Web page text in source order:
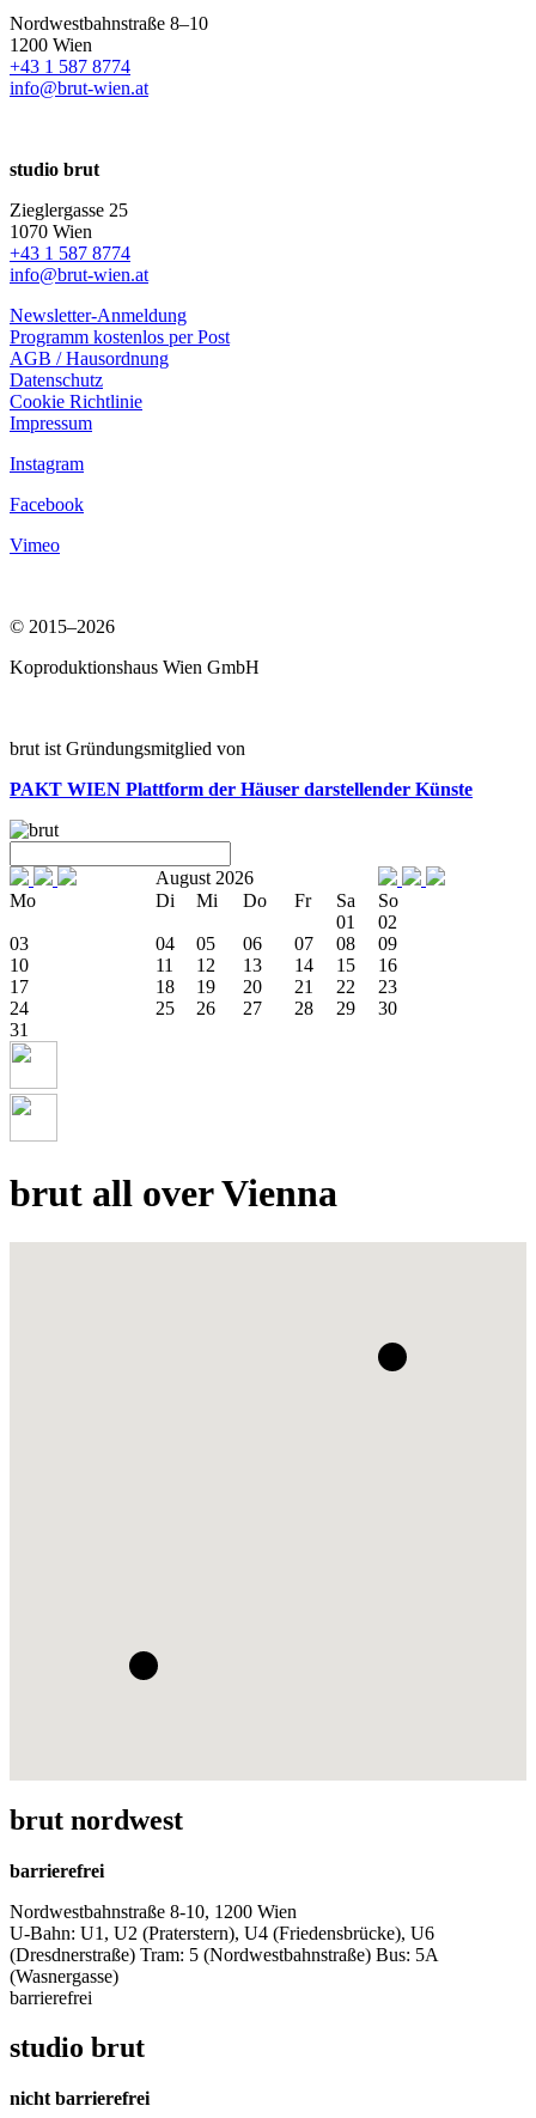
Nordwestbahnstraße 8–10
1200 Wien
+43 1 587 8774
info@brut-wien.at
studio brut
Zieglergasse 25
1070 Wien
+43 1 587 8774
info@brut-wien.at
Newsletter-Anmeldung
Programm kostenlos per Post
AGB / Hausordnung
Datenschutz
Cookie Richtlinie
Impressum
Instagram
Facebook
Vimeo
© 2015–2026
Koproduktionshaus Wien GmbH
brut ist Gründungsmitglied von
PAKT WIEN Plattform der Häuser darstellender Künste
August 2026
Mo
Di Mi Do Fr Sa
So
01
02
03
04 05 06 07 08
09
10
11 12 13 14 15
16
17
18 19 20 21 22
23
24
25 26 27 28 29
30
31
brut all over Vienna
brut nordwest
barrierefrei
Nordwestbahnstraße 8-10, 1200 Wien
U-Bahn: U1, U2 (Praterstern), U4 (Friedensbrücke), U6
(Dresdnerstraße) Tram: 5 (Nordwestbahnstraße) Bus: 5A
(Wasnergasse)
barrierefrei
studio brut
nicht barrierefrei